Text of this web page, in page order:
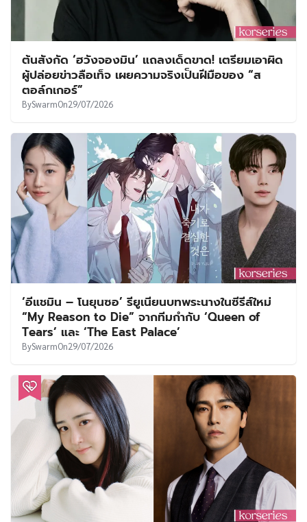
ต้นสังกัด ‘ฮวังจองมิน’ แถลงเด็ดขาด! เตรียมเอาผิด
ผู้ปล่อยข่าวลือเท็จ เผยความจริงเป็นฝีมือของ “ส
ตอล์กเกอร์”
BySwarmOn29/07/2026
‘อีแชมิน – โนยุนซอ’ รียูเนียนบทพระนางในซีรีส์ใหม่
“My Reason to Die” จากทีมกำกับ ‘Queen of
Tears’ และ ‘The East Palace’
BySwarmOn29/07/2026